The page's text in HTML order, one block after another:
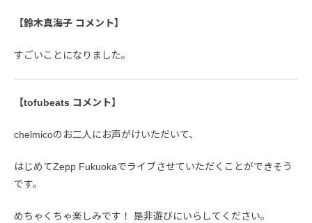
【鈴木真海子 コメント】
すごいことになりました。
【tofubeats コメント】
chelmicoのお二人にお声がけいただいて、
はじめてZepp Fukuokaでライブさせていただくことができそう
です。
めちゃくちゃ楽しみです！ 是非遊びにいらしてください。